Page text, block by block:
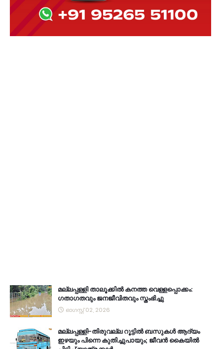
മല്ലപ്പള്ളി താലൂക്കിൽ കനത്ത വെള്ളപ്പൊക്കം:
ഗതാഗതവും ജനജീവിതവും സ്തംഭിച്ചു
ഓഗസ്റ്റ് 02, 2026
മല്ലപ്പള്ളി-തിരുവല്ല റൂട്ടിൽ ബസുകൾ ആദ്യം
ഇഴയും പിന്നെ കുതിച്ചുപായും; ജീവൻ കൈയിൽ